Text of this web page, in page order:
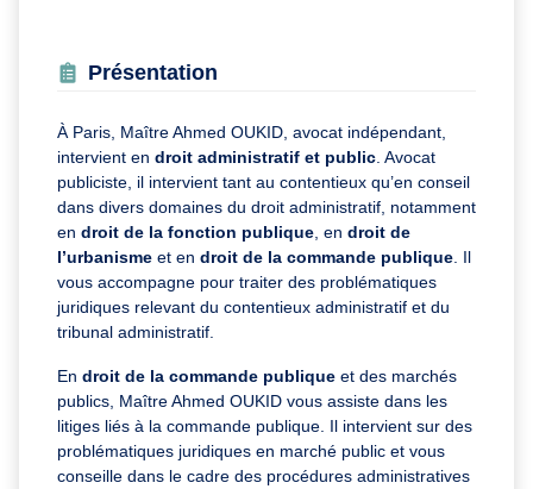
Présentation
À Paris, Maître Ahmed OUKID, avocat indépendant,
intervient en droit administratif et public . Avocat
publiciste, il intervient tant au contentieux qu’en conseil
dans divers domaines du droit administratif, notamment
en droit de la fonction publique , en droit de
l’urbanisme et en droit de la commande publique . Il
vous accompagne pour traiter des problématiques
juridiques relevant du contentieux administratif et du
tribunal administratif.
En droit de la commande publique et des marchés
publics, Maître Ahmed OUKID vous assiste dans les
litiges liés à la commande publique. Il intervient sur des
problématiques juridiques en marché public et vous
conseille dans le cadre des procédures administratives